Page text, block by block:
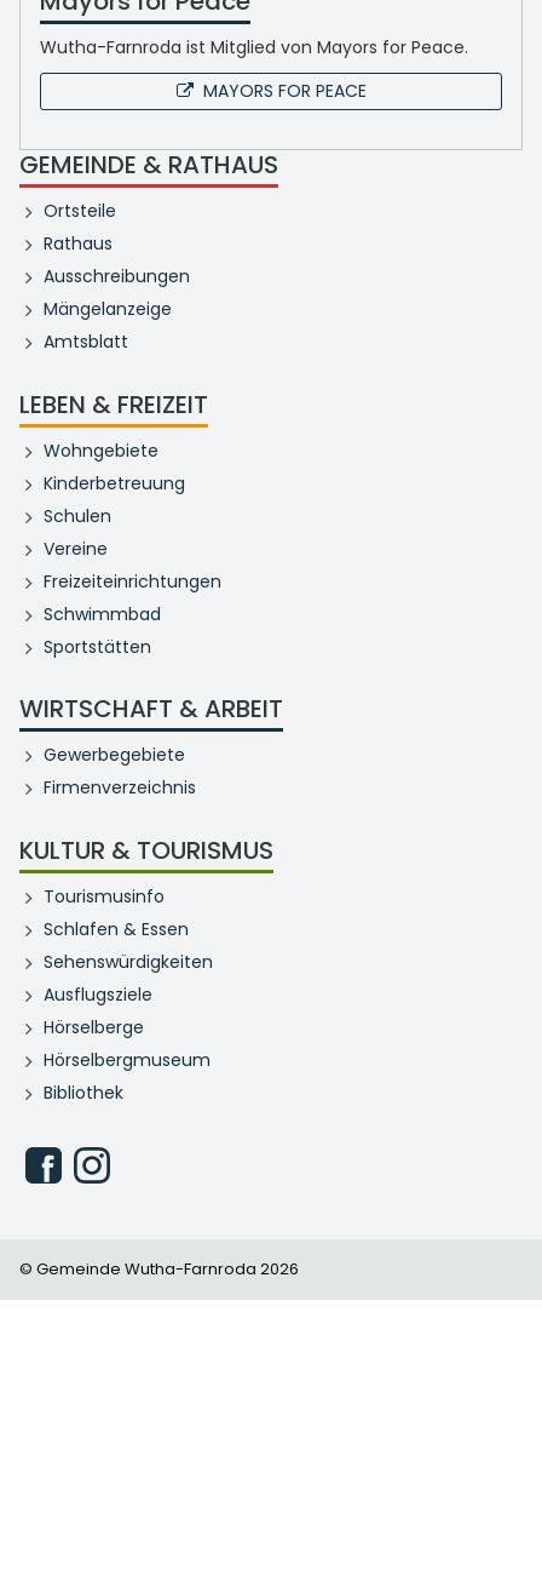
Wutha-Farnroda ist Mitglied von Mayors for Peace.
MAYORS FOR PEACE
GEMEINDE & RATHAUS
Ortsteile
Rathaus
Ausschreibungen
Mängelanzeige
Amtsblatt
LEBEN & FREIZEIT
Wohngebiete
Kinderbetreuung
Schulen
Vereine
Freizeiteinrichtungen
Schwimmbad
Sportstätten
WIRTSCHAFT & ARBEIT
Gewerbegebiete
Firmenverzeichnis
KULTUR & TOURISMUS
Tourismusinfo
Schlafen & Essen
Sehenswürdigkeiten
Ausflugsziele
Hörselberge
Hörselbergmuseum
Bibliothek
© Gemeinde Wutha-Farnroda 2026